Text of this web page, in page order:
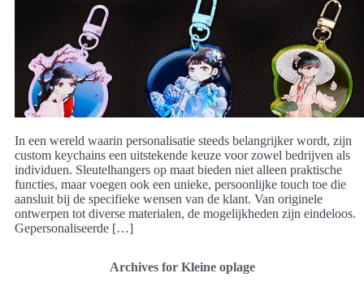
In een wereld waarin personalisatie steeds belangrijker wordt, zijn
custom keychains een uitstekende keuze voor zowel bedrijven als
individuen. Sleutelhangers op maat bieden niet alleen praktische
functies, maar voegen ook een unieke, persoonlijke touch toe die
aansluit bij de specifieke wensen van de klant. Van originele
ontwerpen tot diverse materialen, de mogelijkheden zijn eindeloos.
Gepersonaliseerde […]
Archives for Kleine oplage